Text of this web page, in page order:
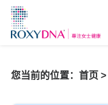
您当前的位置： 首页 >